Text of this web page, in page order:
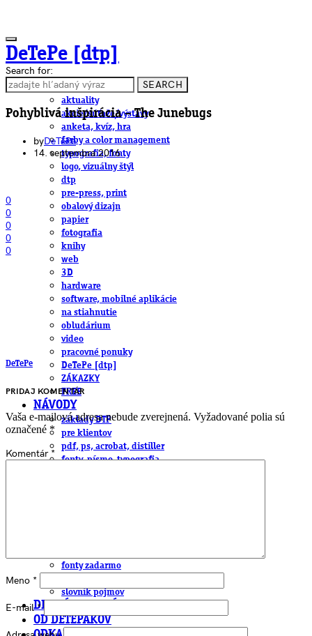
DeTePe [dtp]
ČLÁNKY
aktuality
akcie/súťaže/výstavy
anketa, kvíz, hra
farby a color management
typografia, fonty
logo, vizuálny štýl
dtp
pre-press, print
obalový dizajn
papier
fotografia
knihy
web
3D
hardware
software, mobilné aplikácie
na stiahnutie
obludárium
video
pracovné ponuky
DeTePe [dtp]
ZÁKAZKY
FREE
NÁVODY
základy DTP
pre klientov
pdf, ps, acrobat, distiller
fonty, písmo, typografia
fonty zadarmo
slovník pojmov
DENNÍK DETEPÁKA
OD DETEPÁKOV
Search for:
SEARCH
Pohyblivá inšpirácia – The Junebugs
byDeTePe
14. septembra 2016
0
0
0
0
0
DeTePe
PRIDAJ KOMENTÁR
Vaša e-mailová adresa nebude zverejnená. Vyžadované polia sú
označené *
Komentár *
Meno *
E-mail*